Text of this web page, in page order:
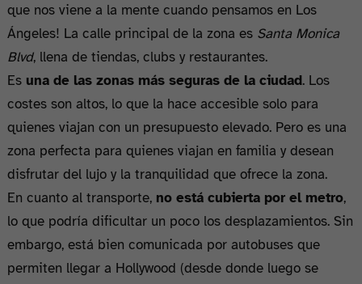
que nos viene a la mente cuando pensamos en Los
Ángeles! La calle principal de la zona es Santa Monica
Blvd, llena de tiendas, clubs y restaurantes.
Es una de las zonas más seguras de la ciudad. Los
costes son altos, lo que la hace accesible solo para
quienes viajan con un presupuesto elevado. Pero es una
zona perfecta para quienes viajan en familia y desean
disfrutar del lujo y la tranquilidad que ofrece la zona.
En cuanto al transporte, no está cubierta por el metro,
lo que podría dificultar un poco los desplazamientos. Sin
embargo, está bien comunicada por autobuses que
permiten llegar a Hollywood (desde donde luego se